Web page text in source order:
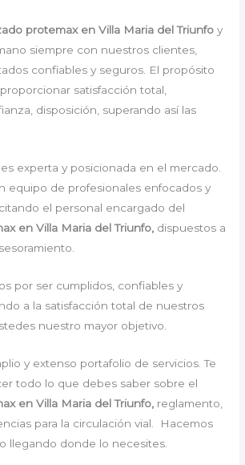
protemax en Villa Maria del Triunfoy
siempre con nuestros clientes,
confiables y seguros. El propósito
satisfacción total,
disposición, superando así las
experta y posicionada en el mercado.
equipo de profesionales enfocados y
el personal encargado del
en Villa Maria del Triunfo, dispuestos a
por ser cumplidos, confiables y
a la satisfacción total de nuestros
nuestro mayor objetivo.
y extenso portafolio de servicios. Te
todo lo que debes saber sobre el
en Villa Maria del Triunfo, reglamento,
para la circulación vial. Hacemos
llegando donde lo necesites.